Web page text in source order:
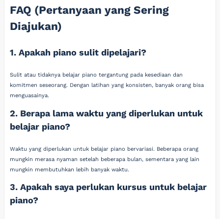
FAQ (Pertanyaan yang Sering
Diajukan)
1. Apakah piano sulit dipelajari?
Sulit atau tidaknya belajar piano tergantung pada kesediaan dan
komitmen seseorang. Dengan latihan yang konsisten, banyak orang bisa
menguasainya.
2. Berapa lama waktu yang diperlukan untuk
belajar piano?
Waktu yang diperlukan untuk belajar piano bervariasi. Beberapa orang
mungkin merasa nyaman setelah beberapa bulan, sementara yang lain
mungkin membutuhkan lebih banyak waktu.
3. Apakah saya perlukan kursus untuk belajar
piano?